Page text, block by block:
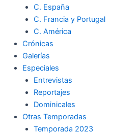
C. España
C. Francia y Portugal
C. América
Crónicas
Galerías
Especiales
Entrevistas
Reportajes
Dominicales
Otras Temporadas
Temporada 2023